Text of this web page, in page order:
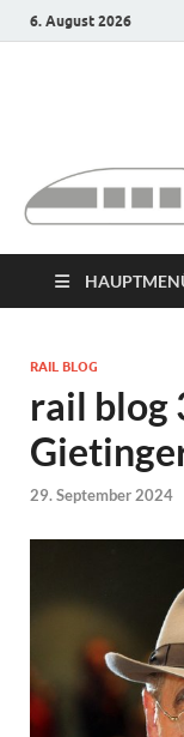
6. August 2026
RAIL BLOG
rail blog
29. September 2024